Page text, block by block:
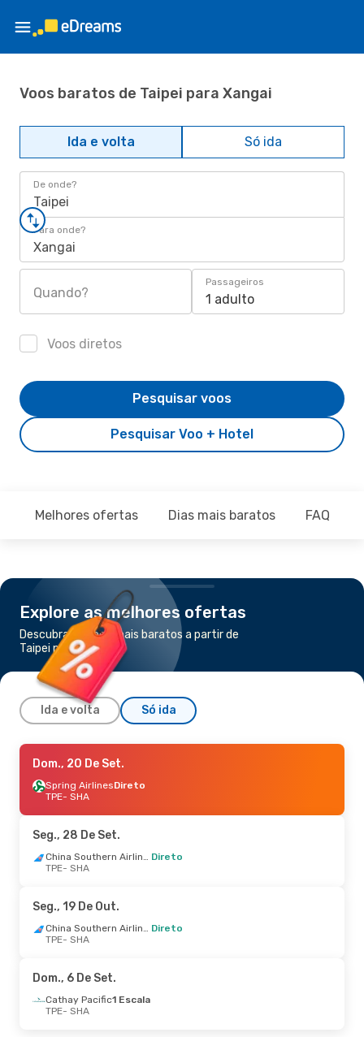
Voos baratos de Taipei para Xangai
Ida e volta Só ida
De onde?
Taipei
Para onde?
Xangai
Quando?
Passageiros
1 adulto
Voos diretos
Pesquisar Voo + Hotel
Pesquisar voos
Melhores ofertas Dias mais baratos FAQ
Explore as melhores ofertas
Descubra os voos mais baratos a partir de
Taipei para Xangai
Ida e volta Só ida
Sáb., 26 De Set.- Sex., 2 De Out.
China Eastern Airlines
TPE- SHA
SHA- TPE
Dom., 20 De Set.
Spring AirlinesDireto
TPE- SHA
Seg., 28 De Set.
China Southern Airlines Direto
TPE- SHA
Seg., 19 De Out.
China Southern Airlines Direto
TPE- SHA
Dom., 6 De Set.
Cathay Pacific1 Escala
TPE- SHA